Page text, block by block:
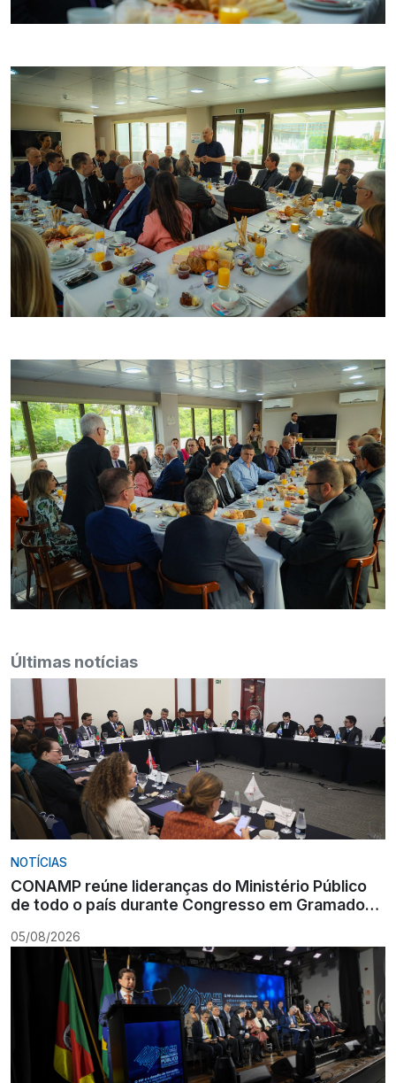
Últimas notícias
NOTÍCIAS
CONAMP reúne lideranças do Ministério Público
de todo o país durante Congresso em Gramado
05/08/2026